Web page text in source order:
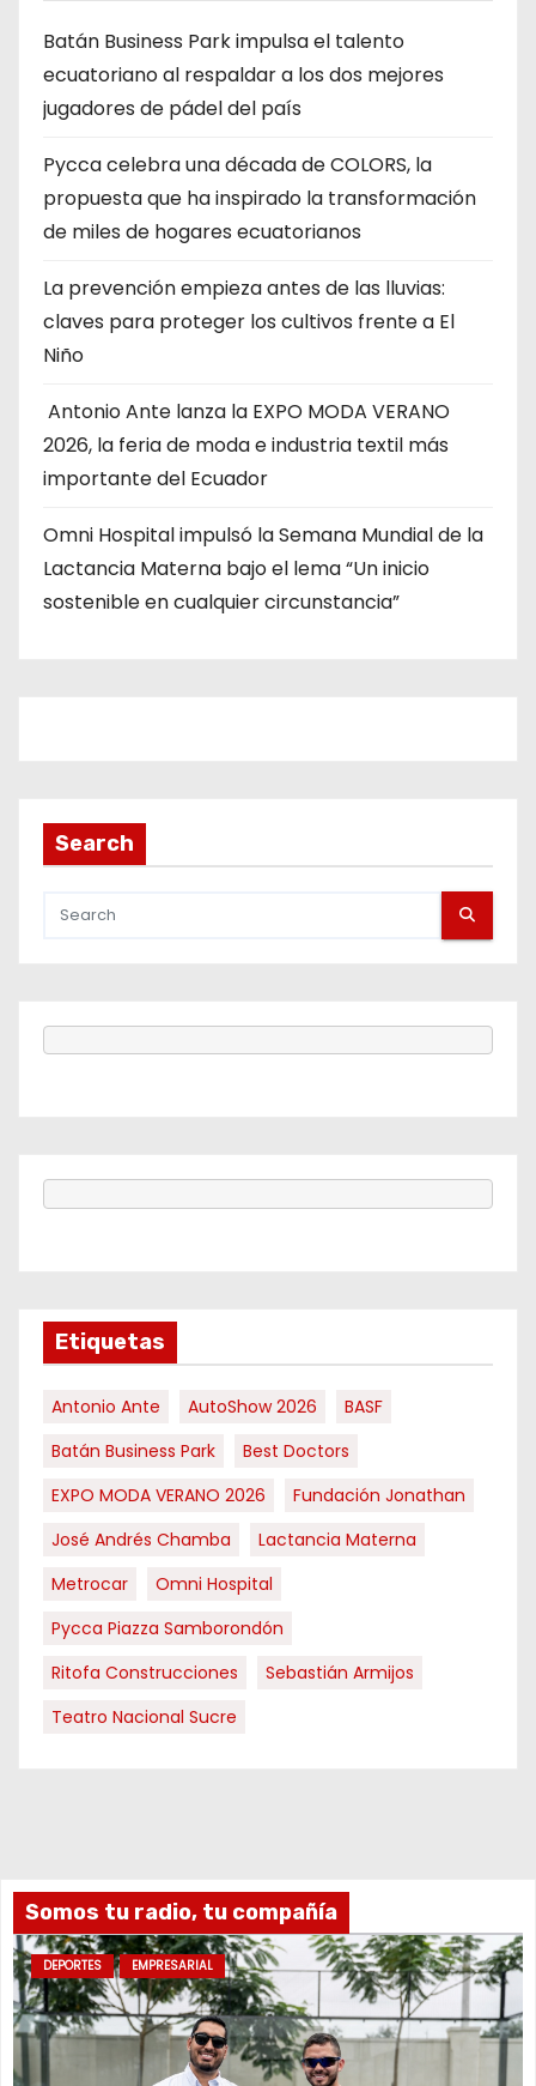
Batán Business Park impulsa el talento
ecuatoriano al respaldar a los dos mejores
jugadores de pádel del país
Pycca celebra una década de COLORS, la
propuesta que ha inspirado la transformación
de miles de hogares ecuatorianos
La prevención empieza antes de las lluvias:
claves para proteger los cultivos frente a El
Niño
Antonio Ante lanza la EXPO MODA VERANO
2026, la feria de moda e industria textil más
importante del Ecuador
Omni Hospital impulsó la Semana Mundial de la
Lactancia Materna bajo el lema “Un inicio
sostenible en cualquier circunstancia”
Search
Etiquetas
Antonio Ante AutoShow 2026
BASF
Batán Business Park
Best Doctors
EXPO MODA VERANO 2026
Fundación Jonathan
José Andrés Chamba
Lactancia Materna
Metrocar
Omni Hospital
Pycca Piazza Samborondón
Ritofa Construcciones
Sebastián Armijos
Teatro Nacional Sucre
Somos tu radio, tu compañía
DEPORTES EMPRESARIAL